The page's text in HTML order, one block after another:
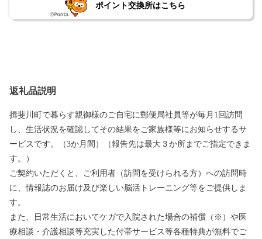
ポイント交換所はこちら
返礼品説明
揖斐川町で暮らす親御様のご自宅に郵便局社員等が毎月1回訪問
し、生活状況を確認してその結果をご家族様等にお知らせするサ
ービスです。（3か月間）（報告先は最大３か所までご指定できま
す。）
ご契約いただくと、ご利用者（訪問を受けられる方）への訪問時
に、情報誌のお届け及び楽しい脳活トレーニング等をご提供しま
す。
また、日常生活においてケガで入院された場合の補償（※）や医
療相談・介護相談等充実した付帯サービス等各種特典が無料でご